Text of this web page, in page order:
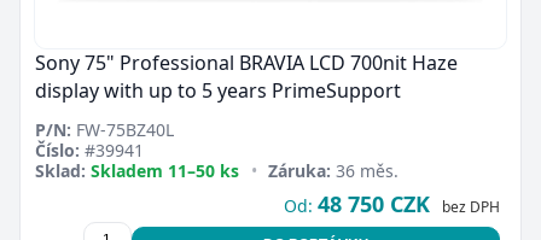
Sony 75" Professional BRAVIA LCD 700nit Haze
display with up to 5 years PrimeSupport
P/N: FW-75BZ40L
Číslo: #39941
Sklad: Skladem 11–50 ks • Záruka: 36 měs.
Od: 48 750 CZK bez DPH